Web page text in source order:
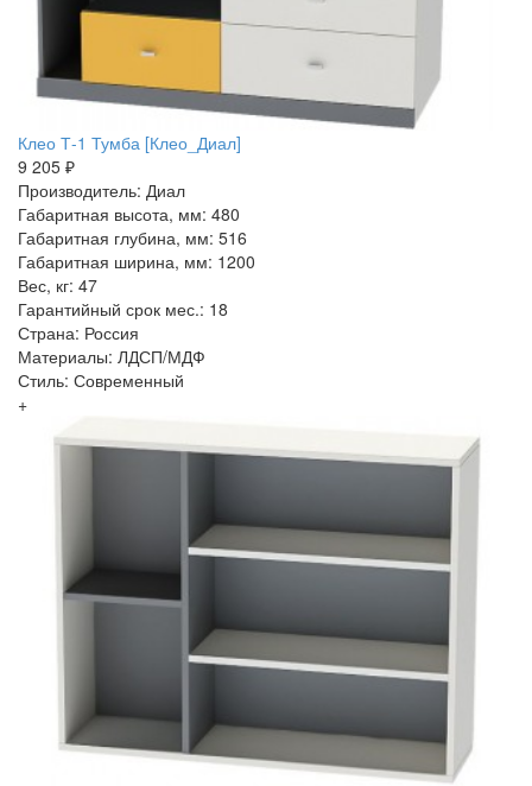
Клео Т-1 Тумба [Клео_Диал]
9 205 ₽
Производитель: Диал
Габаритная высота, мм: 480
Габаритная глубина, мм: 516
Габаритная ширина, мм: 1200
Вес, кг: 47
Гарантийный срок мес.: 18
Страна: Россия
Материалы: ЛДСП/МДФ
Стиль: Современный
+